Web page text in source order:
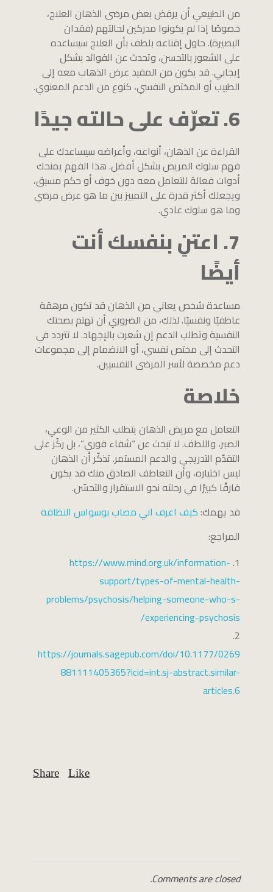
من الطبيعي أن يرفض بعض مرضى الذهان العلاج،
خصوصًا إذا لم يكونوا مدركين لحالتهم (فقدان
البصيرة). حاول إقناعه بلطف بأن العلاج سيساعده
على الشعور بالتحسن، وتحدث عن الفوائد بشكل
إيجابي. قد يكون من المفيد عرض الذهاب معه إلى
الطبيب أو المختص النفسي، كنوع من الدعم المعنوي.
6. تعرّف على حالته جيدًا
القراءة عن الذهان، أنواعه، وأعراضه سيساعدك على
فهم سلوك المريض بشكل أفضل. هذا الفهم يمنحك
أدوات فعالة للتعامل معه دون خوف أو حكم مسبق،
ويجعلك أكثر قدرة على التمييز بين ما هو عرض مرضي
وما هو سلوك عادي.
7. اعتنِ بنفسك أنت
أيضًا
مساعدة شخص يعاني من الذهان قد تكون مرهقة
عاطفيًا ونفسيًا. لذلك، من الضروري أن تهتم بصحتك
النفسية وتطلب الدعم إن شعرت بالإجهاد. لا تتردد في
التحدث إلى مختص نفسي، أو الانضمام إلى مجموعات
دعم مخصصة لأسر المرضى النفسيين.
خلاصة
التعامل مع مريض الذهان يتطلب الكثير من الوعي،
الصبر، واللطف. لا تبحث عن “شفاء فوري”، بل ركّز على
التقدّم التدريجي والدعم المستمر. تذكّر أن الذهان
ليس اختياره، وأن التعاطف الصادق منك قد يكون
فارقًا كبيرًا في رحلته نحو الاستقرار والتحسّن.
قد يهمك:كيف اعرف اني مصاب بوسواس النظافة
المراجع:
https://www.mind.org.uk/information-
support/types-of-mental-health-
problems/psychosis/helping-someone-who-s-
experiencing-psychosis/
https://journals.sagepub.com/doi/10.1177/0269
881111405365?icid=int.sj-abstract.similar-
articles.6
Comments are closed.